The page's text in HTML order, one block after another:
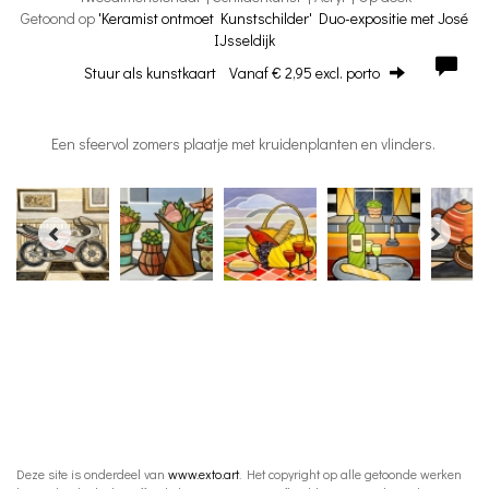
Getoond op 'Keramist ontmoet Kunstschilder' Duo-expositie met José
IJsseldijk
Stuur als kunstkaart Vanaf € 2,95 excl. porto
Een sfeervol zomers plaatje met kruidenplanten en vlinders.
Deze site is onderdeel van www.exto.art. Het copyright op alle getoonde werken